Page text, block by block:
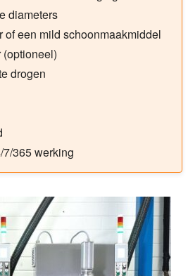
diameters
of een mild schoonmaakmiddel
drogen
365 werking